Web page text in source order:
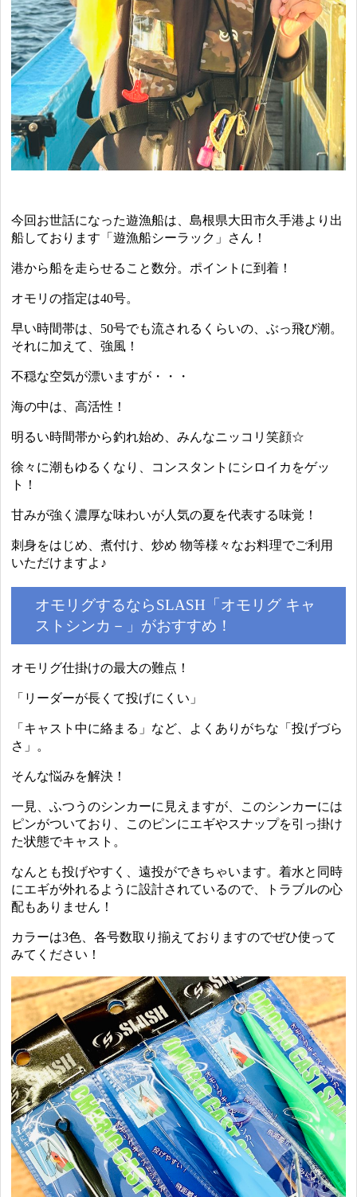
今回お世話になった遊漁船は、島根県大田市久手港より出
船しております「遊漁船シーラック」さん！
港から船を走らせること数分。ポイントに到着！
オモリの指定は40号。
早い時間帯は、50号でも流されるくらいの、ぶっ飛び潮。
それに加えて、強風！
不穏な空気が漂いますが・・・
海の中は、高活性！
明るい時間帯から釣れ始め、みんなニッコリ笑顔☆
徐々に潮もゆるくなり、コンスタントにシロイカをゲッ
ト！
甘みが強く濃厚な味わいが人気の夏を代表する味覚！
刺身をはじめ、煮付け、炒め 物等様々なお料理でご利用
いただけますよ♪
オモリグするならSLASH「オモリグ キャ
ストシンカ－」がおすすめ！
オモリグ仕掛けの最大の難点！
「リーダーが長くて投げにくい」
「キャスト中に絡まる」など、よくありがちな「投げづら
さ」。
そんな悩みを解決！
一見、ふつうのシンカーに見えますが、このシンカーには
ピンがついており、このピンにエギやスナップを引っ掛け
た状態でキャスト。
なんとも投げやすく、遠投ができちゃいます。着水と同時
にエギが外れるように設計されているので、トラブルの心
配もありません！
カラーは3色、各号数取り揃えておりますのでぜひ使って
みてください！